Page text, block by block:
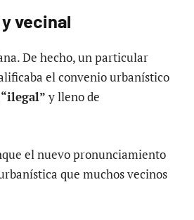
vecinal
De hecho, un particular
el convenio urbanístico
“ilegal” y lleno de
el nuevo pronunciamiento
que muchos vecinos